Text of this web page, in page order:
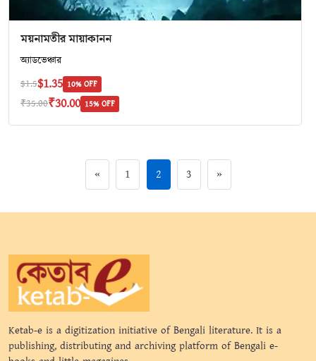
ময়নামতীর মায়াকানন
অ‍্যাডভেঞ্চার
$1.5$1.35 10% OFF
₹35.00₹30.00 15% OFF
« 1 2 3 »
Ketab-e is a digitization initiative of Bengali literature. It is a
publishing, distributing and archiving platform of Bengali e-